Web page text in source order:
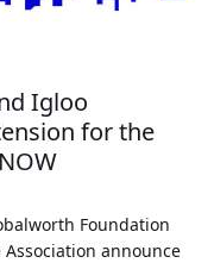
Igloo
for the
Foundation
announce